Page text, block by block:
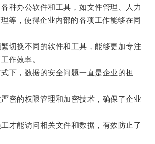
办公软件和工具，如文件管理、人力
等，使得企业内部的各项工作能够在同
换不同的软件和工具，能够更加专注
作效率。
，数据的安全问题一直是企业的担
的权限管理和加密技术，确保了企业
能访问相关文件和数据，有效防止了